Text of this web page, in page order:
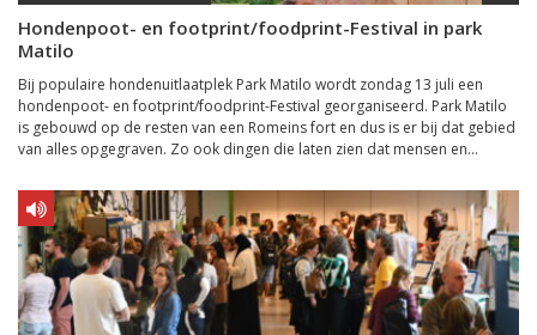
Hondenpoot- en footprint/foodprint-Festival in park
Matilo
Bij populaire hondenuitlaatplek Park Matilo wordt zondag 13 juli een
hondenpoot- en footprint/foodprint-Festival georganiseerd. Park Matilo
is gebouwd op de resten van een Romeins fort en dus is er bij dat gebied
van alles opgegraven. Zo ook dingen die laten zien dat mensen en...